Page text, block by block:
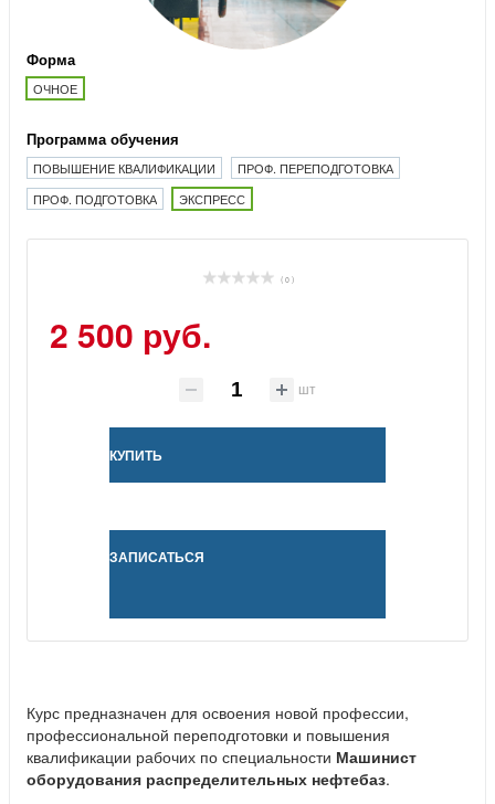
Форма
ОЧНОЕ
Программа обучения
ПОВЫШЕНИЕ КВАЛИФИКАЦИИ
ПРОФ. ПЕРЕПОДГОТОВКА
ПРОФ. ПОДГОТОВКА
ЭКСПРЕСС
( 0 )
2 500 руб.
шт
КУПИТЬ
ЗАПИСАТЬСЯ
Курс предназначен для освоения новой профессии,
профессиональной переподготовки и повышения
квалификации рабочих по специальности Машинист
оборудования распределительных нефтебаз.